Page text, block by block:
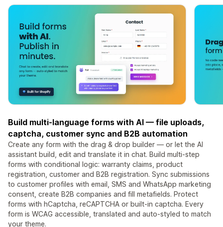
Build multi-language forms with AI — file uploads,
captcha, customer sync and B2B automation
Create any form with the drag & drop builder — or let the AI
assistant build, edit and translate it in chat. Build multi-step
forms with conditional logic: warranty claims, product
registration, customer and B2B registration. Sync submissions
to customer profiles with email, SMS and WhatsApp marketing
consent, create B2B companies and fill metafields. Protect
forms with hCaptcha, reCAPTCHA or built-in captcha. Every
form is WCAG accessible, translated and auto-styled to match
your theme.